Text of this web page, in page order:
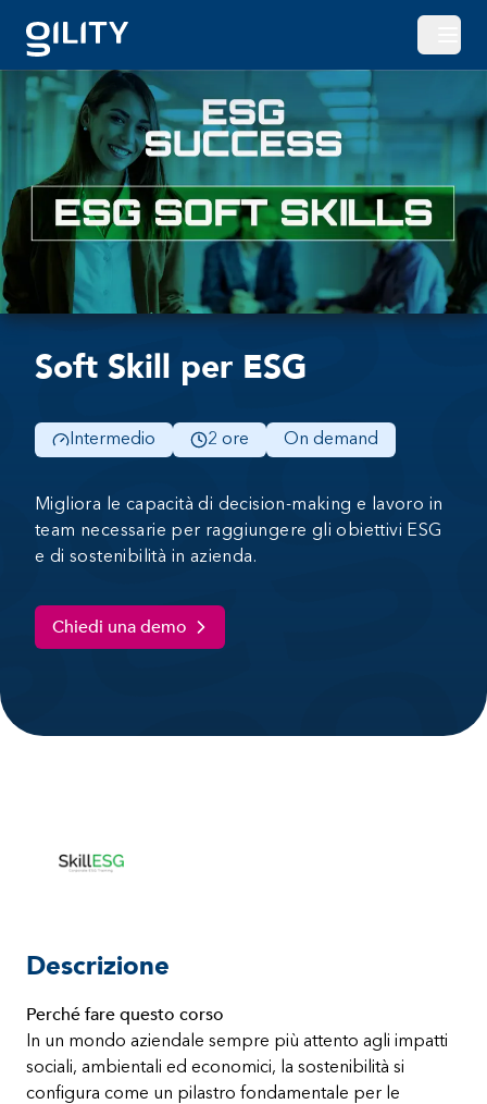
Apri
Soft Skill per ESG
Intermedio 2 ore On demand
Migliora le capacità di decision-making e lavoro in
team necessarie per raggiungere gli obiettivi ESG
e di sostenibilità in azienda.
Chiedi una demo
Descrizione
Perché fare questo corso
In un mondo aziendale sempre più attento agli impatti
sociali, ambientali ed economici, la sostenibilità si
configura come un pilastro fondamentale per le